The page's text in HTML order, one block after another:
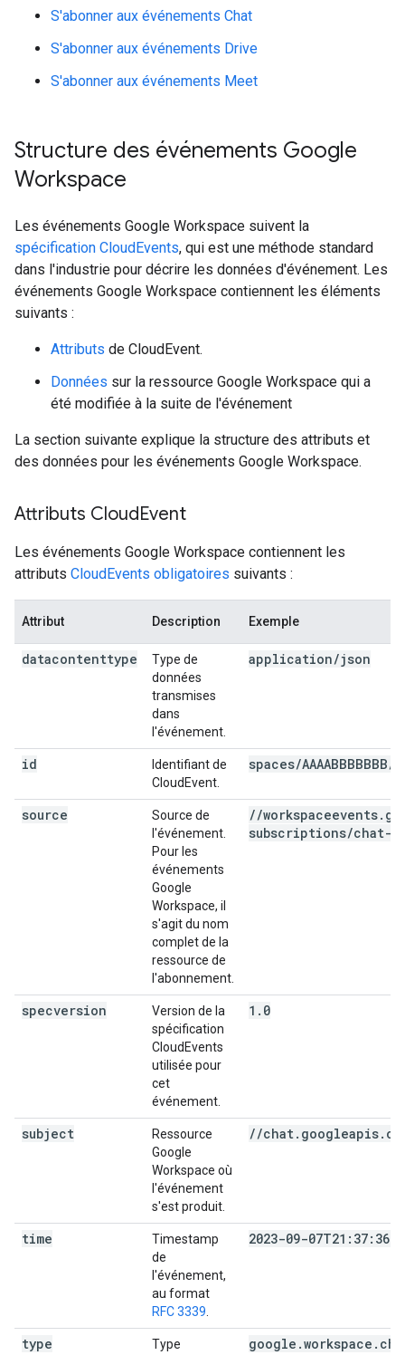
S'abonner aux événements Chat
S'abonner aux événements Drive
S'abonner aux événements Meet
Structure des événements Google
Workspace
Les événements Google Workspace suivent la
spécification CloudEvents, qui est une méthode standard
dans l'industrie pour décrire les données d'événement. Les
événements Google Workspace contiennent les éléments
suivants :
Attributs de CloudEvent.
Données sur la ressource Google Workspace qui a
été modifiée à la suite de l'événement
La section suivante explique la structure des attributs et
des données pour les événements Google Workspace.
Attributs CloudEvent
Les événements Google Workspace contiennent les
attributs CloudEvents obligatoires suivants :
Attribut Description Exemple
datacontenttype
Type de
données
transmises
dans
l'événement.
application/json
id
Identifiant de
CloudEvent.
spaces/AAAABBBBBBB/
source
Source de
l'événement.
Pour les
événements
Google
Workspace, il
s'agit du nom
complet de la
ressource de
l'abonnement.
//workspaceevents.
subscriptions/chat-
specversion
Version de la
spécification
CloudEvents
utilisée pour
cet
événement.
1.0
subject
Ressource
Google
Workspace où
l'événement
s'est produit.
//chat.googleapis.com/
time
Timestamp
de
l'événement,
au format
RFC 3339
2023-09-
type Type